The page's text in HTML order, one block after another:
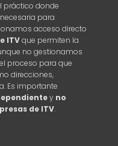
práctico donde
para
acceso directo
ITVque permiten la
no gestionamos
proceso para que
direcciones,
Es importante
y no
de ITV.